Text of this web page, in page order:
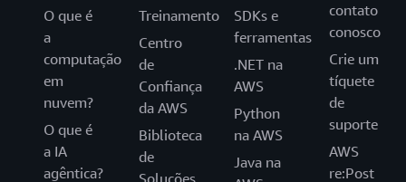
O que é
a
computação
em
nuvem?
O que é
a IA
agêntica?
Treinamento
Centro
de
Confiança
da AWS
Biblioteca
de
Soluções
SDKs e
ferramentas
.NET na
AWS
Python
na AWS
Java na
contato
conosco
Crie um
tíquete
de
suporte
AWS
re:Post